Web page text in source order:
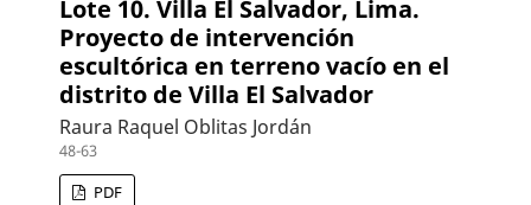
Lote 10. Villa El Salvador, Lima.
Proyecto de intervención
escultórica en terreno vacío en el
distrito de Villa El Salvador
Raura Raquel Oblitas Jordán
48-63
PDF